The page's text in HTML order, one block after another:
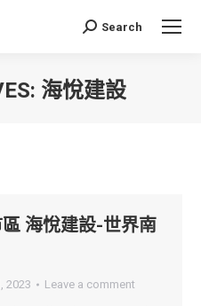
Search:
Search
海悅建設
區 海悅建設-世界南
2023 Leave a comment